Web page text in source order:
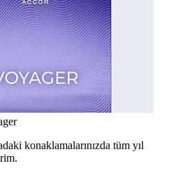
konaklamalarınızda tüm yıl